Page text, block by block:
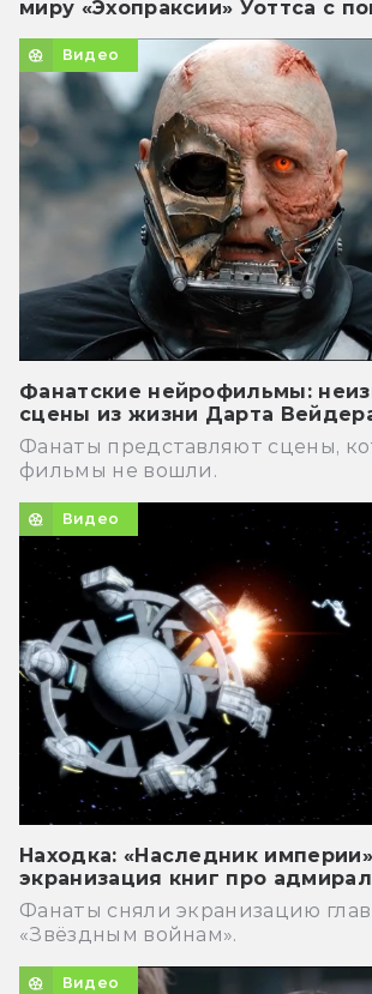
миру «Эхопраксии» Уоттса с
Видео
Фанатские нейрофильмы:
сцены из жизни Дарта
Фанаты представляют сцены,
фильмы не вошли.
Видео
Находка: «Наследник
экранизация книг про
Фанаты сняли экранизацию
«Звёздным войнам».
Видео